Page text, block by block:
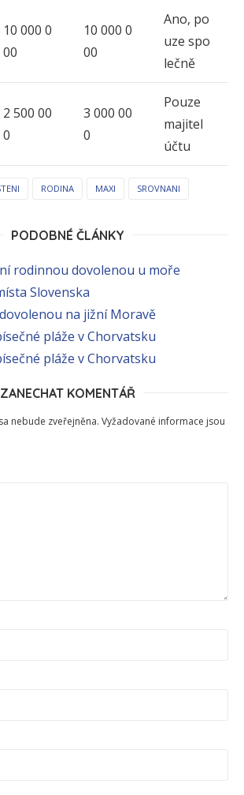
10 000 0
00
10 000 0
00
Ano, po
uze spo
lečně
2 500 00
0
3 000 00
0
Pouze
majitel
účtu
RODINA MAXI SROVNANI
PODOBNÉ ČLÁNKY
rodinnou dovolenou u moře
Slovenska
na jižní Moravě
pláže v Chorvatsku
pláže v Chorvatsku
ZANECHAT KOMENTÁŘ
nebude zveřejněna. Vyžadované informace jsou